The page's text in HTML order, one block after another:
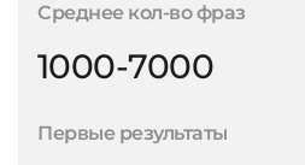
Среднее кол-во фраз
1000-7000
Первые результаты